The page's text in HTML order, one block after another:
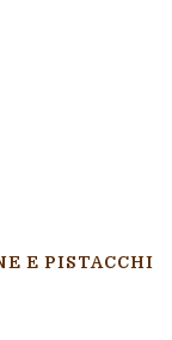
E PISTACCHI